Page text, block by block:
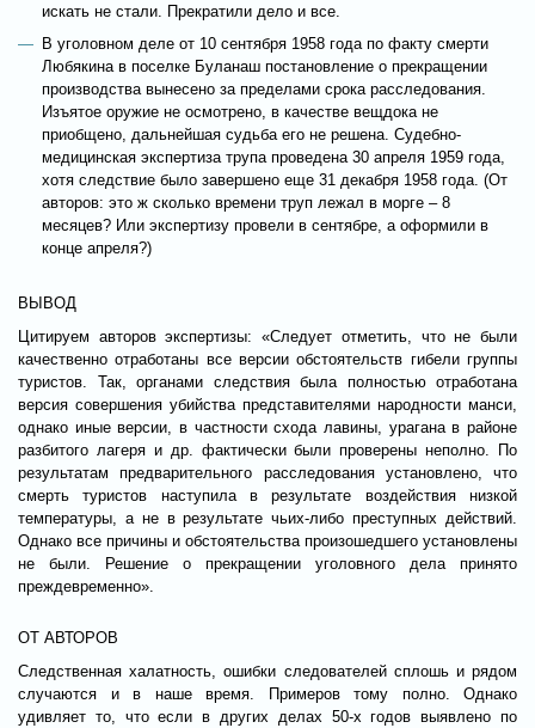
искать не стали. Прекратили дело и все.
В уголовном деле от 10 сентября 1958 года по факту смерти
Любякина в поселке Буланаш постановление о прекращении
производства вынесено за пределами срока расследования.
Изъятое оружие не осмотрено, в качестве вещдока не
приобщено, дальнейшая судьба его не решена. Судебно-
медицинская экспертиза трупа проведена 30 апреля 1959 года,
хотя следствие было завершено еще 31 декабря 1958 года. (От
авторов: это ж сколько времени труп лежал в морге – 8
месяцев? Или экспертизу провели в сентябре, а оформили в
конце апреля?)
ВЫВОД
Цитируем авторов экспертизы: «Следует отметить, что не были
качественно отработаны все версии обстоятельств гибели группы
туристов. Так, органами следствия была полностью отработана
версия совершения убийства представителями народности манси,
однако иные версии, в частности схода лавины, урагана в районе
разбитого лагеря и др. фактически были проверены неполно. По
результатам предварительного расследования установлено, что
смерть туристов наступила в результате воздействия низкой
температуры, а не в результате чьих-либо преступных действий.
Однако все причины и обстоятельства произошедшего установлены
не были. Решение о прекращении уголовного дела принято
преждевременно».
ОТ АВТОРОВ
Следственная халатность, ошибки следователей сплошь и рядом
случаются и в наше время. Примеров тому полно. Однако
удивляет то, что если в других делах 50-х годов выявлено по